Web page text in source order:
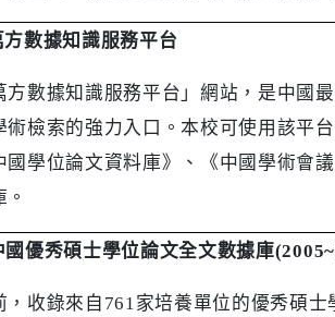
方數據知識服務平台
方數據知識服務平台」網站，是中國
術檢索的強力入口。本校可使用該平
國學位論文資料庫》、《中國學術會
國優秀碩士學位論文全文數據庫
，收錄來自 761家培養單位的優秀碩士